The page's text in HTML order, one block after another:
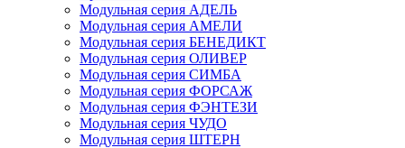
Модульная серия АДЕЛЬ
Модульная серия АМЕЛИ
Модульная серия БЕНЕДИКТ
Модульная серия ОЛИВЕР
Модульная серия СИМБА
Модульная серия ФОРСАЖ
Модульная серия ФЭНТЕЗИ
Модульная серия ЧУДО
Модульная серия ШТЕРН